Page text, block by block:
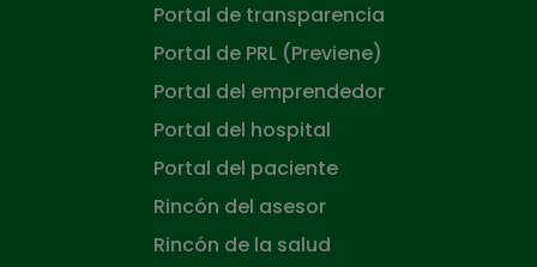
Portal de transparencia
Portal de PRL (Previene)
Portal del emprendedor
Portal del hospital
Portal del paciente
Rincón del asesor
Rincón de la salud